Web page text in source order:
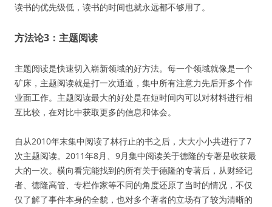
读书的优先级低，读书的时间也就永远都不够用了。
方法论3：主题阅读
主题阅读是快速切入崭新领域的好方法。每一个领域就像是一个
矿床，主题阅读就是打一次通道，集中所有注意力先后开多个作
业面工作。主题阅读最大的好处是在短时间内可以对材料进行相
互比较，在对比中获取更多的信息和体会。
自从2010年末集中阅读了林行止的书之后，大大小小共进行了7
次主题阅读。2011年8月、9月集中阅读关于德隆的专著是收获最
大的一次。横向看完能找到的所有关于德隆的专著后，从财经记
者、德隆高管、专栏作家等不同的角度还原了当时的情况，不仅
仅了解了事件本身的全貌，也对多个著者的立场有了较为清晰的